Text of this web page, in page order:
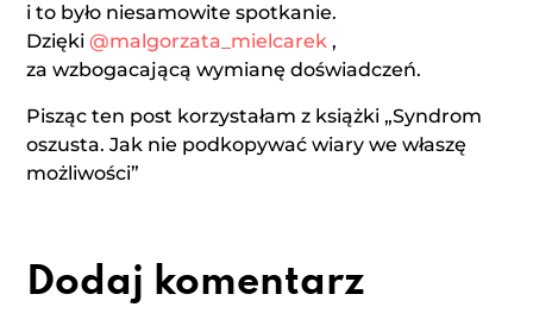
i to było niesamowite spotkanie.
Dzięki@malgorzata_mielcarek ,
za wzbogacającą wymianę doświadczeń.
Pisząc ten post korzystałam z książki „Syndrom
oszusta. Jak nie podkopywać wiary we właszę
możliwości”
Dodaj komentarz